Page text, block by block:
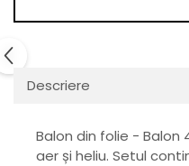
Descriere
Balon din folie - Balon
aer și heliu. Setul